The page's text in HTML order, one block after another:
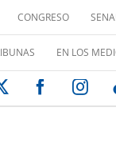
CONGRESO
EN LOS
Facebook